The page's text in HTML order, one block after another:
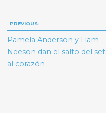
Navegación
de
entradas
PREVIOUS:
Pamela Anderson y Liam
Neeson dan el salto del set
al corazón